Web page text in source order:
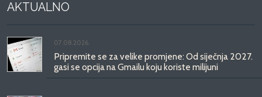
AKTUALNO
07.08.2026.
Pripremite se za velike promjene: Od siječnja 2027.
gasi se opcija na Gmailu koju koriste milijuni